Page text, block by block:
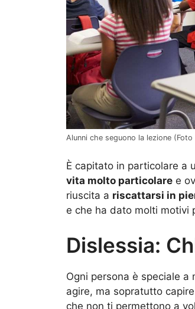
Alunni che seguono la lezione (Foto
È capitato in particolare a
vita molto particolare e
riuscita a riscattarsi in
e che ha dato molti motivi
Dislessia:
Ogni persona è speciale
agire, ma sopratutto
che non ti permettono a